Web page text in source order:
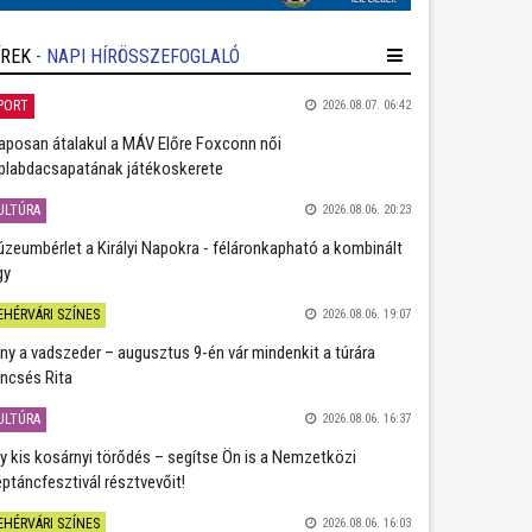
- NAPI HÍRÖSSZEFOGLALÓ
2026.08.07. 06:42
átalakul a MÁV Előre Foxconn női
játékoskerete
2026.08.06. 20:23
a Királyi Napokra - féláronkapható a kombinált
SZÍNES 2026.08.06. 19:07
a vadszeder – augusztus 9-én vár mindenkit a túrára
Rita
2026.08.06. 16:37
kis kosárnyi törődés – segítse Ön is a Nemzetközi
résztvevőit!
SZÍNES 2026.08.06. 16:03